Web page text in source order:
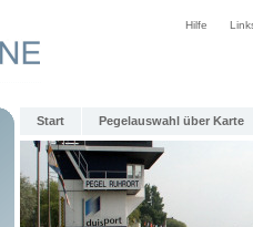
Hilfe
Start Pegelauswahl über Karte